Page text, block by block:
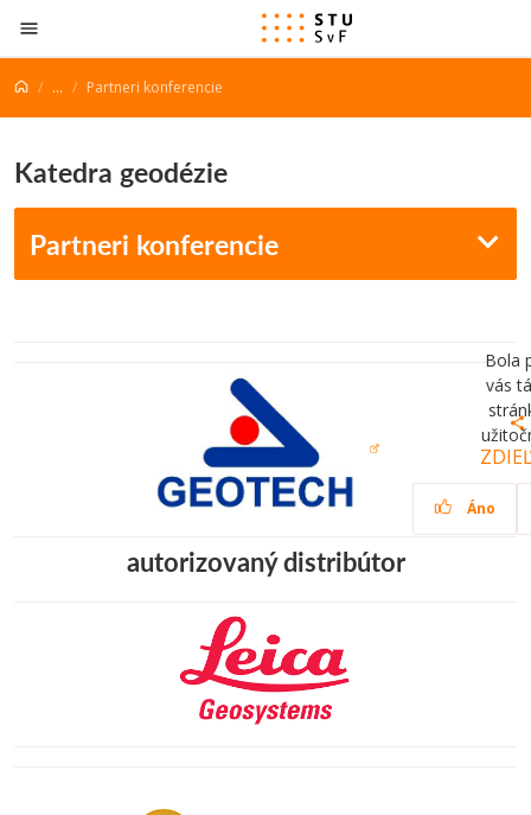
Prejsť na obsah
... Partneri konferencie
Katedra geodézie
Partneri konferencie
autorizovaný distribútor
Bola
vás
Áno